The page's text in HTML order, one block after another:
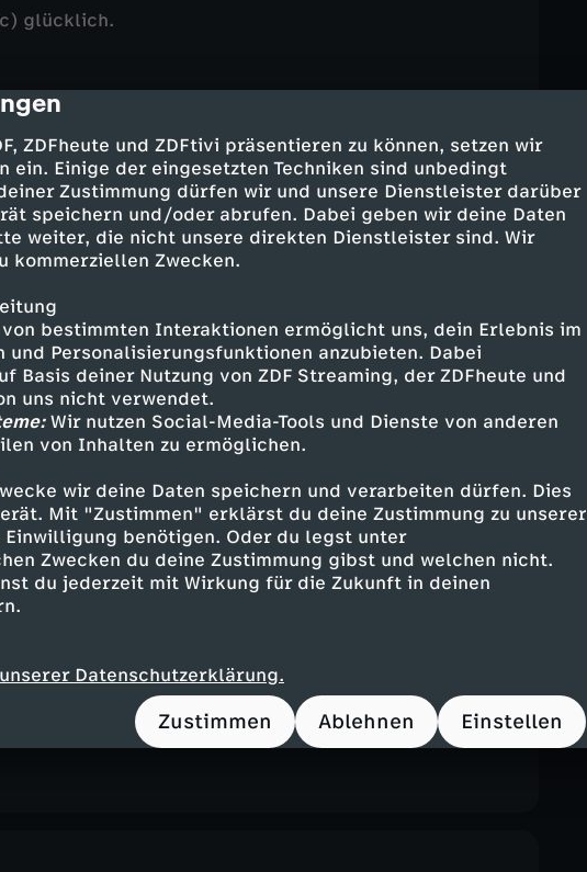
ZDFheute und ZDFtivi präsentieren zu können, setzen wir
ein. Einige der eingesetzten Techniken sind unbedingt
Zustimmung dürfen wir und unsere Dienstleister darüber
speichern und/oder abrufen. Dabei geben wir deine Daten
weiter, die nicht unsere direkten Dienstleister sind. Wir
kommerziellen Zwecken.
bestimmten Interaktionen ermöglicht uns, dein Erlebnis im
und Personalisierungsfunktionen anzubieten. Dabei
deiner Nutzung von ZDF Streaming, der ZDFheute und
uns nicht verwendet.
Wir nutzen Social-Media-Tools und Dienste von anderen
von Inhalten zu ermöglichen.
wir deine Daten speichern und verarbeiten dürfen. Dies
Mit "Zustimmen" erklärst du deine Zustimmung zu unserer
benötigen. Oder du legst unter
Zwecken du deine Zustimmung gibst und welchen nicht.
du jederzeit mit Wirkung für die Zukunft in deinen
Datenschutzerklärung.
Zustimmen Ablehnen Einstellen
glücklich.
darauf zu verzichten.
Verstand.